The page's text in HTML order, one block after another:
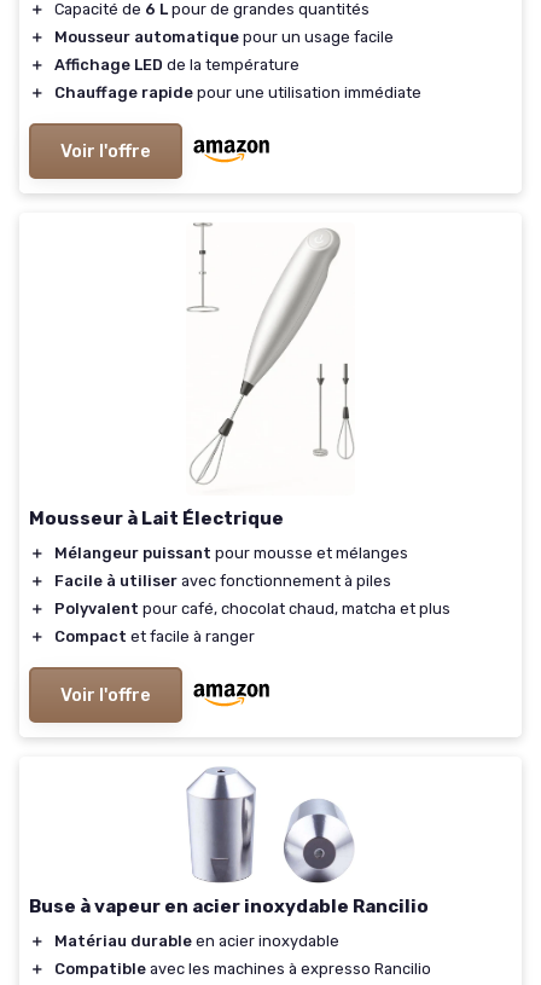
＋ Capacité de 6 L pour de grandes quantités
＋
Mousseur automatique pour un usage facile
＋
Affichage LED de la température
＋
Chauffage rapide pour une utilisation immédiate
Voir l'offre
Mousseur à Lait Électrique
＋ Mélangeur puissant pour mousse et mélanges
＋
Facile à utiliser avec fonctionnement à piles
＋
Polyvalent pour café, chocolat chaud, matcha et plus
＋
Compact et facile à ranger
Voir l'offre
Buse à vapeur en acier inoxydable Rancilio
＋ Matériau durable en acier inoxydable
＋
Compatible avec les machines à expresso Rancilio